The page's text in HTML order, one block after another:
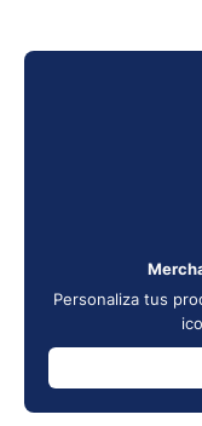
Personaliza tus